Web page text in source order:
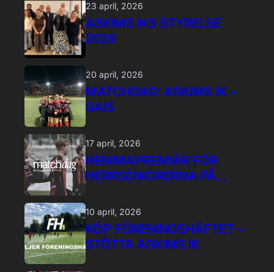
23 april, 2026
ASKIMS IKS STYRELSE
2026
20 april, 2026
MATCHDAG: ASKIMS IK –
GAIS
17 april, 2026
HEMMAPREMIÄR FÖR
HERRSENIORERNA PÅ
10 april, 2026
KÖP FÖRENINGSHÄFTET –
STÖTTA ASKIMS IK